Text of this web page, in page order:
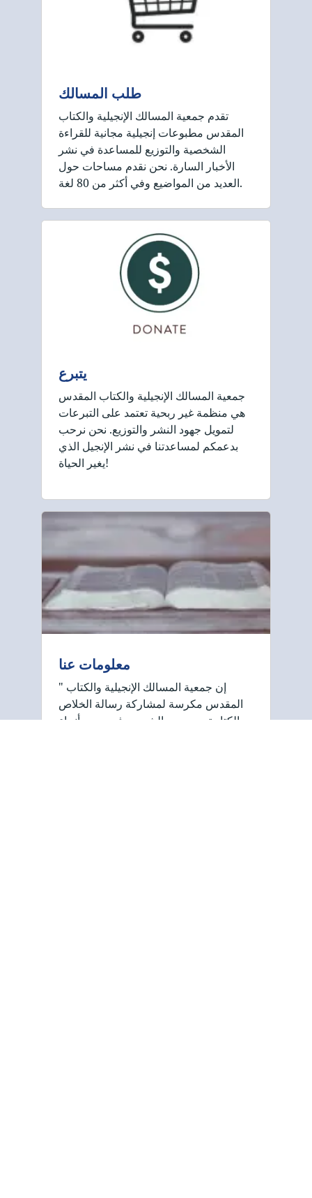
طلب المسالك
تقدم جمعية المسالك الإنجيلية والكتاب
المقدس مطبوعات إنجيلية مجانية للقراءة
الشخصية والتوزيع للمساعدة في نشر
الأخبار السارة. نحن نقدم مساحات حول
العديد من المواضيع وفي أكثر من 80 لغة.
يتبرع
جمعية المسالك الإنجيلية والكتاب المقدس
هي منظمة غير ربحية تعتمد على التبرعات
لتمويل جهود النشر والتوزيع. نحن نرحب
بدعمكم لمساعدتنا في نشر الإنجيل الذي
يغير الحياة!
معلومات عنا
" إن جمعية المسالك الإنجيلية والكتاب
المقدس مكرسة لمشاركة رسالة الخلاص
الكتابية مع جميع الشعوب في جميع أنحاء